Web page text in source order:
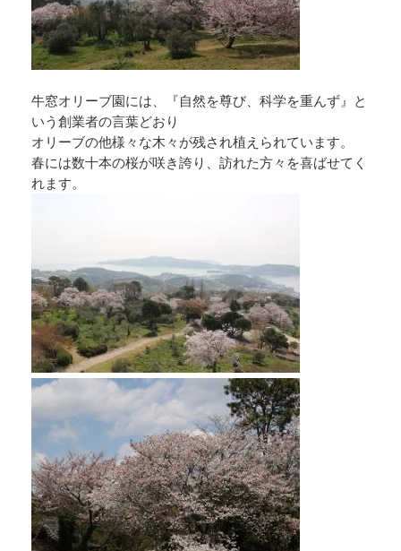
牛窓オリーブ園には、『自然を尊び、科学を重んず』と
いう創業者の言葉どおり
オリーブの他様々な木々が残され植えられています。
春には数十本の桜が咲き誇り、訪れた方々を喜ばせてく
れます。